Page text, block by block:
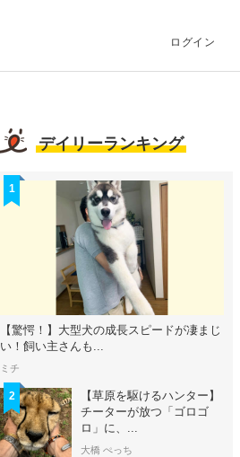
ログイン
デイリーランキング
1
【驚愕！】大型犬の成長スピードが凄まじ
い！飼い主さんも...
ミチ
2
【草原を駆けるハンター】
チーターが放つ「ゴロゴ
ロ」に、...
大橋 ぺっち